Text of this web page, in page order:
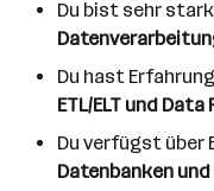
Du bist sehr
Du hast
ETL/ELT und
Du verfügst über
Datenbanken